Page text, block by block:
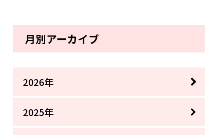
月別アーカイブ
2026年
2025年